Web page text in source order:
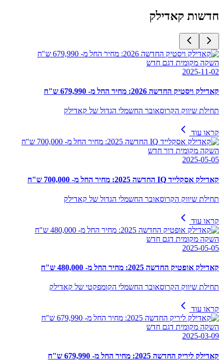
חדשות קאדילק
השקה מקומית דגם חדש
2025-11-02
קאדילק ויסטיק החדשה 2026: מחיר החל מ- 679,990 ש"ח
תחילת שיווק הקרוסאובר החשמלי הגדול של קאדילק
קראו עוד
השקה מקומית דור חדש
2025-05-05
קאדילק אסקלייד IQ החדשה 2025: מחיר החל מ- 700,000 ש"ח
תחילת שיווק הקרוסאובר החשמלי הגדול של קאדילק
קראו עוד
השקה מקומית דגם חדש
2025-05-05
קאדילק אופטיק החדשה 2025: מחיר החל מ- 480,000 ש"ח
תחילת שיווק הקרוסאובר החשמלי הקומפקטי של קאדילק
קראו עוד
השקה מקומית דגם חדש
2025-03-09
קאדילק ליריק החדשה 2025: מחיר החל מ- 679,990 ש"ח